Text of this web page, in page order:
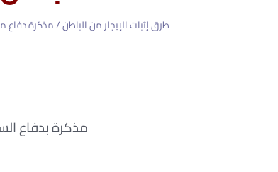
طرق إثبات الإيجار من الباطن / مذكرة دفاع
مذكرة